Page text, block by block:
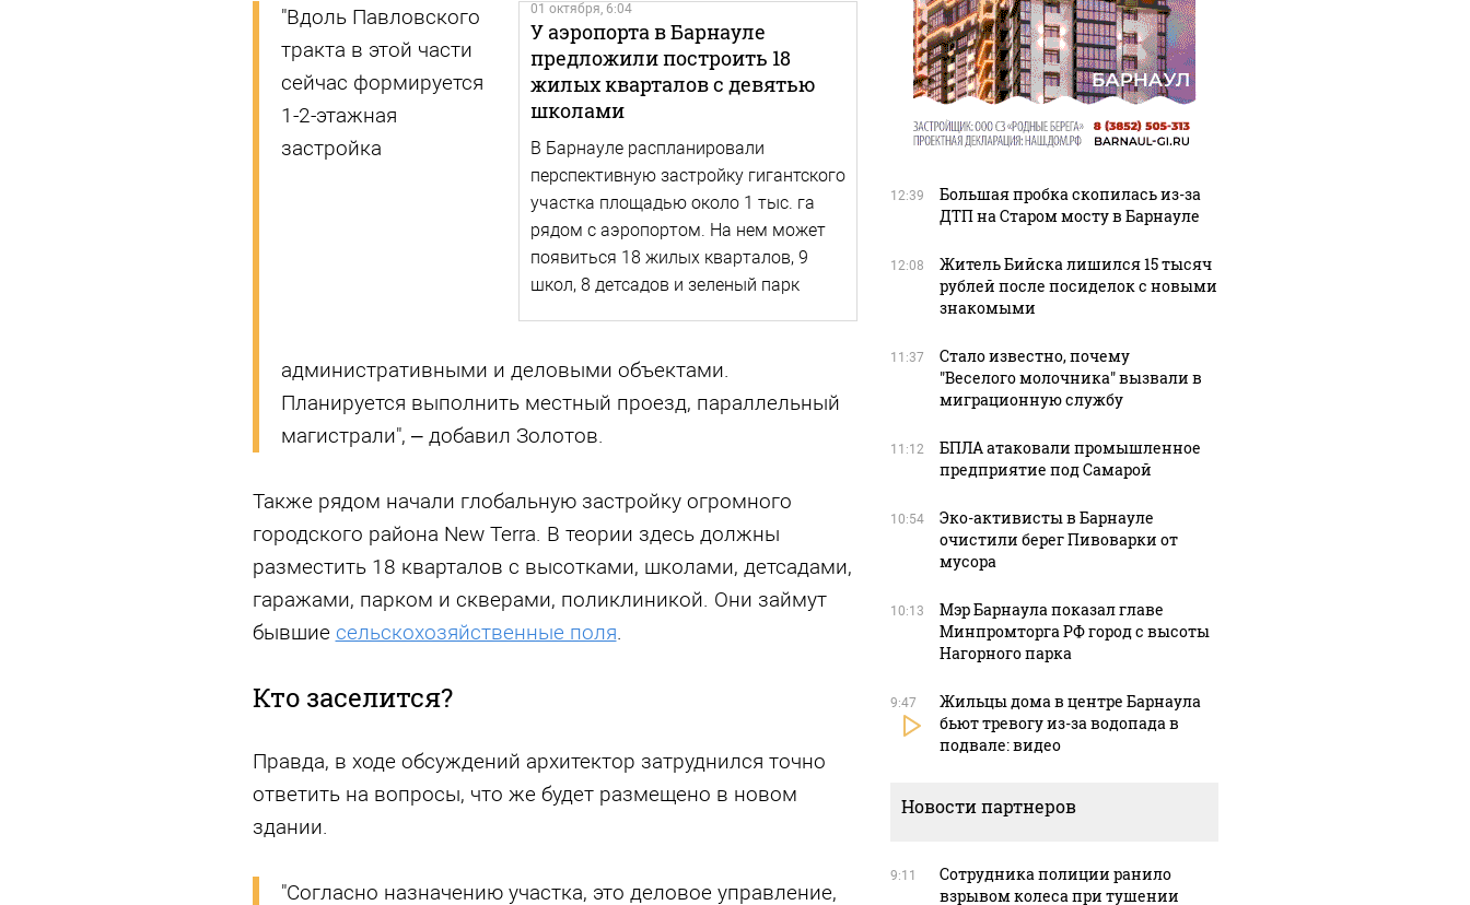
01 октября, 6:04
У аэропорта в Барнауле
предложили построить 18
жилых кварталов с девятью
школами
В Барнауле распланировали
перспективную застройку гигантского
участка площадью около 1 тыс. га
рядом с аэропортом. На нем может
появиться 18 жилых кварталов, 9
школ, 8 детсадов и зеленый парк
"Вдоль Павловского
тракта в этой части
сейчас формируется
1-2-этажная
застройка
административными и деловыми объектами.
Планируется выполнить местный проезд, параллельный
магистрали", – добавил Золотов.
Также рядом начали глобальную застройку огромного
городского района New Terra. В теории здесь должны
разместить 18 кварталов с высотками, школами, детсадами,
гаражами, парком и скверами, поликлиникой. Они займут
бывшие сельскохозяйственные поля.
Кто заселится?
Правда, в ходе обсуждений архитектор затруднился точно
ответить на вопросы, что же будет размещено в новом
здании.
"Согласно назначению участка, это деловое управление,
12:39
Большая пробка скопилась из-за
ДТП на Старом мосту в Барнауле
12:08
Житель Бийска лишился 15 тысяч
рублей после посиделок с новыми
знакомыми
11:37
Стало известно, почему
"Веселого молочника" вызвали в
миграционную службу
11:12
БПЛА атаковали промышленное
предприятие под Самарой
10:54
Эко-активисты в Барнауле
очистили берег Пивоварки от
мусора
10:13
Мэр Барнаула показал главе
Минпромторга РФ город с высоты
Нагорного парка
9:47
Жильцы дома в центре Барнаула
бьют тревогу из-за водопада в
подвале: видео
Новости партнеров
9:11
Сотрудника полиции ранило
взрывом колеса при тушении